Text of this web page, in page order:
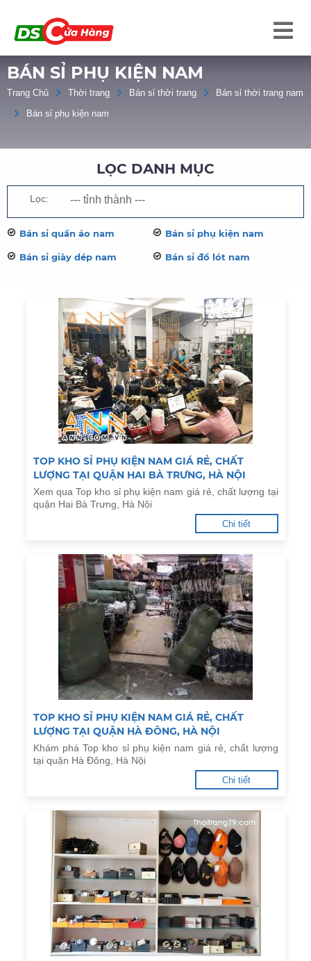
BÁN SỈ PHỤ KIỆN NAM
Trang Chủ Thời trang Bán sỉ thời trang
Bán sỉ thời trang nam
Bán sỉ phụ kiện nam
LỌC DANH MỤC
Lọc:
Bán sỉ quần áo nam Bán sỉ phụ kiện nam
Bán sỉ giày dép nam Bán sỉ đồ lót nam
TOP KHO SỈ PHỤ KIỆN NAM GIÁ RẺ, CHẤT
LƯỢNG TẠI QUẬN HAI BÀ TRƯNG, HÀ NỘI
Xem qua Top kho sỉ phụ kiện nam giá rẻ, chất lượng tại
quận Hai Bà Trưng, Hà Nội
Chi tiết
TOP KHO SỈ PHỤ KIỆN NAM GIÁ RẺ, CHẤT
LƯỢNG TẠI QUẬN HÀ ĐÔNG, HÀ NỘI
Khám phá Top kho sỉ phụ kiện nam giá rẻ, chất lượng
tại quận Hà Đông, Hà Nội
Chi tiết